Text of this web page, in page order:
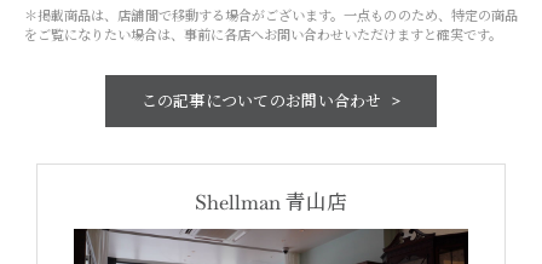
＊掲載商品は、店舗間で移動する場合がございます。一点もののため、特定の商品
をご覧になりたい場合は、事前に各店へお問い合わせいただけますと確実です。
この記事についてのお問い合わせ
Shellman青山店